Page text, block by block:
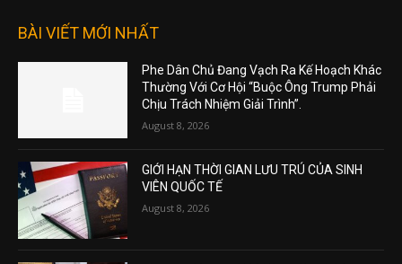
BÀI VIẾT MỚI NHẤT
Phe Dân Chủ Đang Vạch Ra Kế Hoạch Khác
Thường Với Cơ Hội “Buộc Ông Trump Phải
Chịu Trách Nhiệm Giải Trình”.
August 8, 2026
GIỚI HẠN THỜI GIAN LƯU TRÚ CỦA SINH
VIÊN QUỐC TẾ
August 8, 2026